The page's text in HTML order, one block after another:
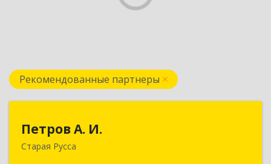
Рекомендованные партнеры
Петров А. И.
Старая Русса